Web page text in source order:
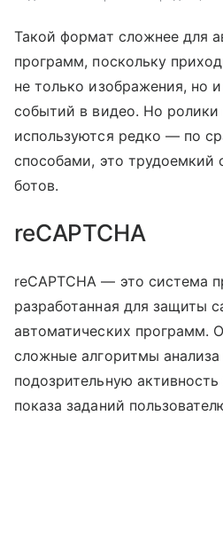
Такой формат сложнее для
программ, поскольку
не только изображения, но
событий в видео. Но ролики
используются редко — по
способами, это трудоемкий
ботов.
reCAPTCHA
reCAPTCHA — это система
разработанная для защиты
автоматических программ.
сложные алгоритмы
подозрительную активность
показа заданий